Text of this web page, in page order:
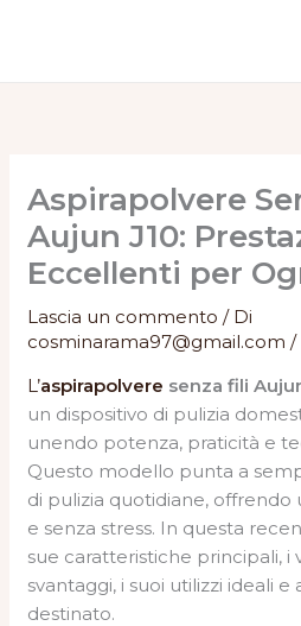
Aspirapolvere
Aujun J10:
Eccellenti per
Lascia un commento / Di
cosminarama97@gmail.com/
L’aspirapolvere senza fili
un dispositivo di pulizia
unendo potenza, praticità e
Questo modello punta a
di pulizia quotidiane, offrendo
e senza stress. In questa
sue caratteristiche principali, i
svantaggi, i suoi utilizzi ideali
destinato.